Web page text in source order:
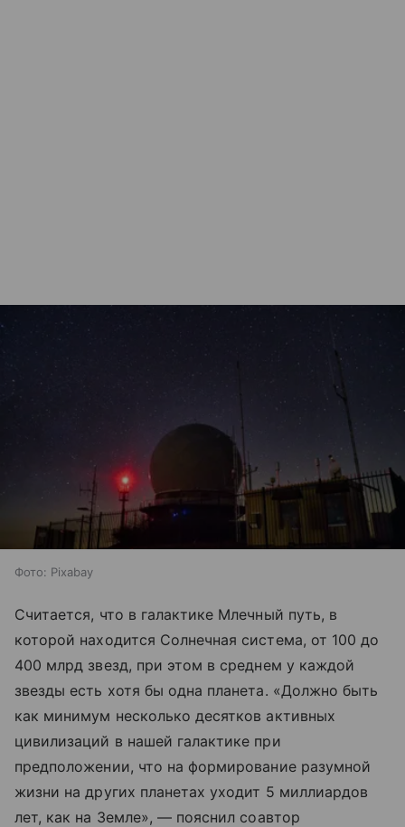
Фото: Pixabay
Считается, что в галактике Млечный путь, в
которой находится Солнечная система, от 100 до
400 млрд звезд, при этом в среднем у каждой
звезды есть хотя бы одна планета. «Должно быть
как минимум несколько десятков активных
цивилизаций в нашей галактике при
предположении, что на формирование разумной
жизни на других планетах уходит 5 миллиардов
лет, как на Земле», — пояснил соавтор